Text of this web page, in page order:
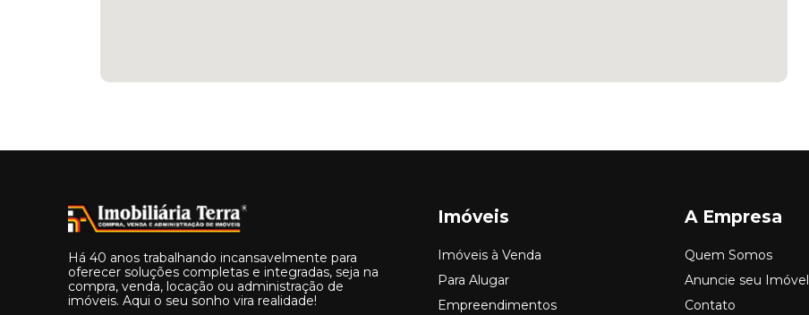
Há 40 anos trabalhando incansavelmente para
oferecer soluções completas e integradas, seja na
compra, venda, locação ou administração de
imóveis. Aqui o seu sonho vira realidade!
Imóveis
Imóveis à Venda
Para Alugar
Empreendimentos
A Empresa
Quem Somos
Anuncie seu Imóvel
Contato